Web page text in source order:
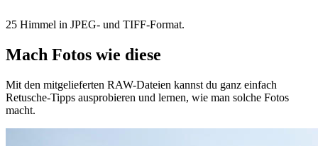
25 Himmel in JPEG- und TIFF-Format.
Mach Fotos wie diese
Mit den mitgelieferten RAW-Dateien kannst du ganz einfach
Retusche-Tipps ausprobieren und lernen, wie man solche Fotos
macht.